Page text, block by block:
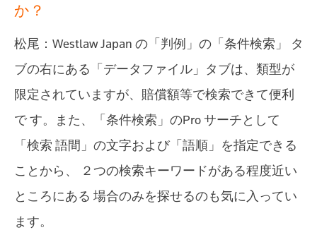
か？
松尾：Westlaw Japan の「判例」の「条件検索」 タ
ブの右にある「データファイル」タブは、類型が
限定されていますが、賠償額等で検索できて便利
で す。また、「条件検索」のPro サーチとして
「検索 語間」の文字および「語順」を指定できる
ことから、 ２つの検索キーワードがある程度近い
ところにある 場合のみを探せるのも気に入ってい
ます。